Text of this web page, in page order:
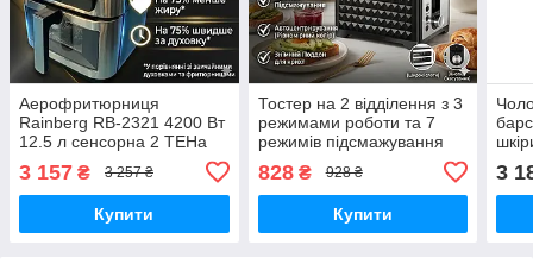
Аерофритюрниця
Rainberg RB-2321 4200 Вт
12.5 л сенсорна 2 ТЕНа
3 157 ₴ 3 257 ₴
Купити
Тостер на 2 відділення з 3
режимами роботи та 7
режимів підсмажування
828₴ 928 ₴
Купити
3